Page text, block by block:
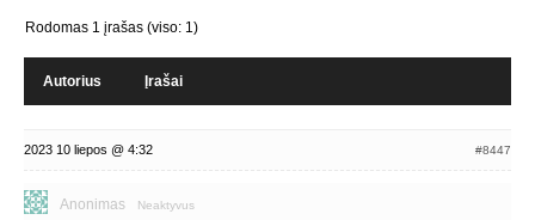
Rodomas 1 įrašas (viso: 1)
Autorius Įrašai
2023 10 liepos @ 4:32 #8447
Anonimas Neaktyvus